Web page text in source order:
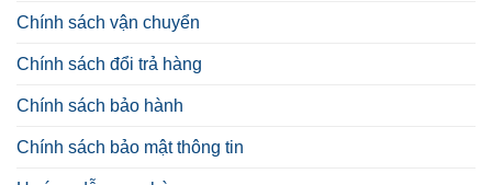
Chính sách vận chuyển
Chính sách đổi trả hàng
Chính sách bảo hành
Chính sách bảo mật thông tin